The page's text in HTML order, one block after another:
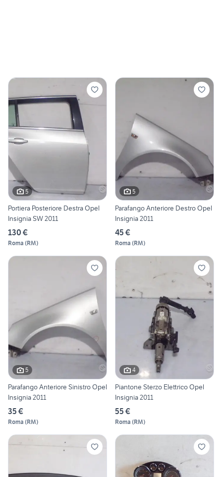
5
Portiera Posteriore Destra Opel
Insignia SW 2011
130 €
Roma (RM)
5
Parafango Anteriore Destro Opel
Insignia 2011
45 €
Roma (RM)
5
Parafango Anteriore Sinistro Opel
Insignia 2011
35 €
Roma (RM)
4
Piantone Sterzo Elettrico Opel
Insignia 2011
55 €
Roma (RM)